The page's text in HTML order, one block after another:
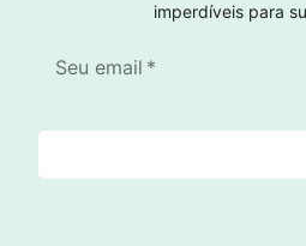
imperdíveis para
Seu email *